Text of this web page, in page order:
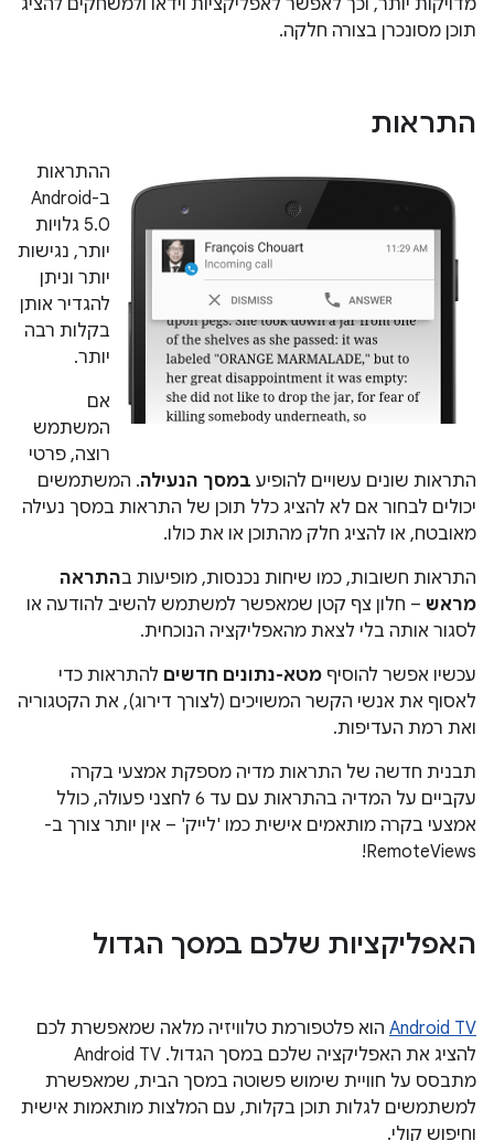
תוכן מסונכרן בצורה חלקה.
התראות
ההתראות
ב-Android
5.0 גלויות
יותר, נגישות
יותר וניתן
להגדיר אותן
בקלות רבה
יותר.
אם
המשתמש
רוצה, פרטי
התראות שונים עשויים להופיע במסך הנעילה. המשתמשים
יכולים לבחור אם לא להציג כלל תוכן של התראות במסך נעילה
מאובטח, או להציג חלק מהתוכן או את כולו.
התראות חשובות, כמו שיחות נכנסות, מופיעות בהתראה
מראש – חלון צף קטן שמאפשר למשתמש להשיב להודעה או
לסגור אותה בלי לצאת מהאפליקציה הנוכחית.
עכשיו אפשר להוסיף מטא-נתונים חדשים להתראות כדי
לאסוף את אנשי הקשר המשויכים (לצורך דירוג), את הקטגוריה
ואת רמת העדיפות.
תבנית חדשה של התראות מדיה מספקת אמצעי בקרה
עקביים על המדיה בהתראות עם עד 6 לחצני פעולה, כולל
אמצעי בקרה מותאמים אישית כמו 'לייק' – אין יותר צורך ב-
RemoteViews!
האפליקציות שלכם במסך הגדול
Android TV הוא פלטפורמת טלוויזיה מלאה שמאפשרת לכם
להציג את האפליקציה שלכם במסך הגדול. Android TV
מתבסס על חוויית שימוש פשוטה במסך הבית, שמאפשרת
למשתמשים לגלות תוכן בקלות, עם המלצות מותאמות אישית
וחיפוש קולי.